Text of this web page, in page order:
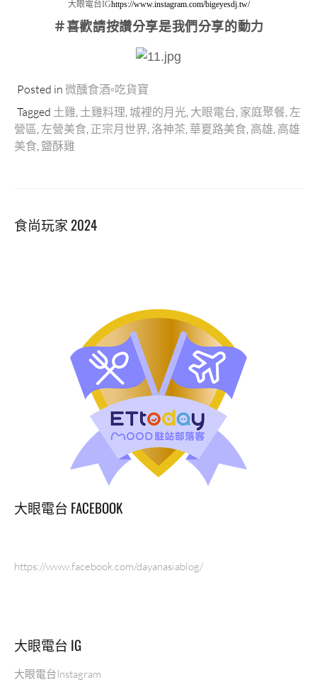
大眼電台IGhttps://www.instagram.com/bigeyesdj.tw/
＃喜歡請按讚分享是我們分享的動力
Posted in 微醺食酒▫吃貨寶
Tagged 土雞 土雞料理 城裡的月光 大眼電台 家庭聚餐 左
營區 左營美食 正宗月世界 洛神茶 華夏路美食 高雄 高雄
美食 鹽酥雞
食尚玩家 2024
大眼電台 FACEBOOK
https://www.facebook.com/dayanasiablog/
大眼電台 IG
大眼電台Instagram